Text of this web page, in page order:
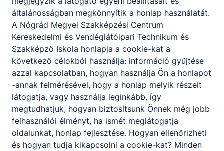
Partnereink
általánosságban megkönnyítik a honlap használatát.
A Nógrád Megyei Szakképzési Centrum
Kereskedelmi és Vendéglátóipari Technikum és
Szakképző Iskola honlapja a cookie-kat a
következő célokból használja: információ gyűjtése
azzal kapcsolatban, hogyan használja Ön a honlapot
-annak felmérésével, hogy a honlap melyik részeit
látogatja, vagy használja leginkább, így
megtudhatjuk, hogyan biztosítsunk Önnek még jobb
felhasználói élményt, ha ismét meglátogatja
oldalunkat, honlap fejlesztése. Hogyan ellenőrizheti
és hogyan tudja kikapcsolni a cookie-kat? Minden